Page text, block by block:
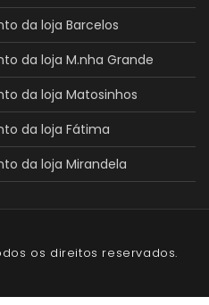
da loja Barcelos
da loja M.nha Grande
da loja Matosinhos
da loja Fátima
da loja Mirandela
os direitos reservados.